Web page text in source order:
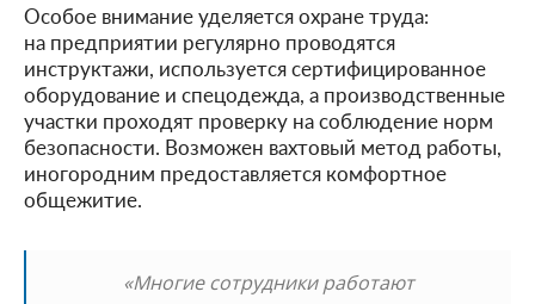
Особое внимание уделяется охране труда:
на предприятии регулярно проводятся
инструктажи, используется сертифицированное
оборудование и спецодежда, а производственные
участки проходят проверку на соблюдение норм
безопасности. Возможен вахтовый метод работы,
иногородним предоставляется комфортное
общежитие.
«Многие сотрудники работают